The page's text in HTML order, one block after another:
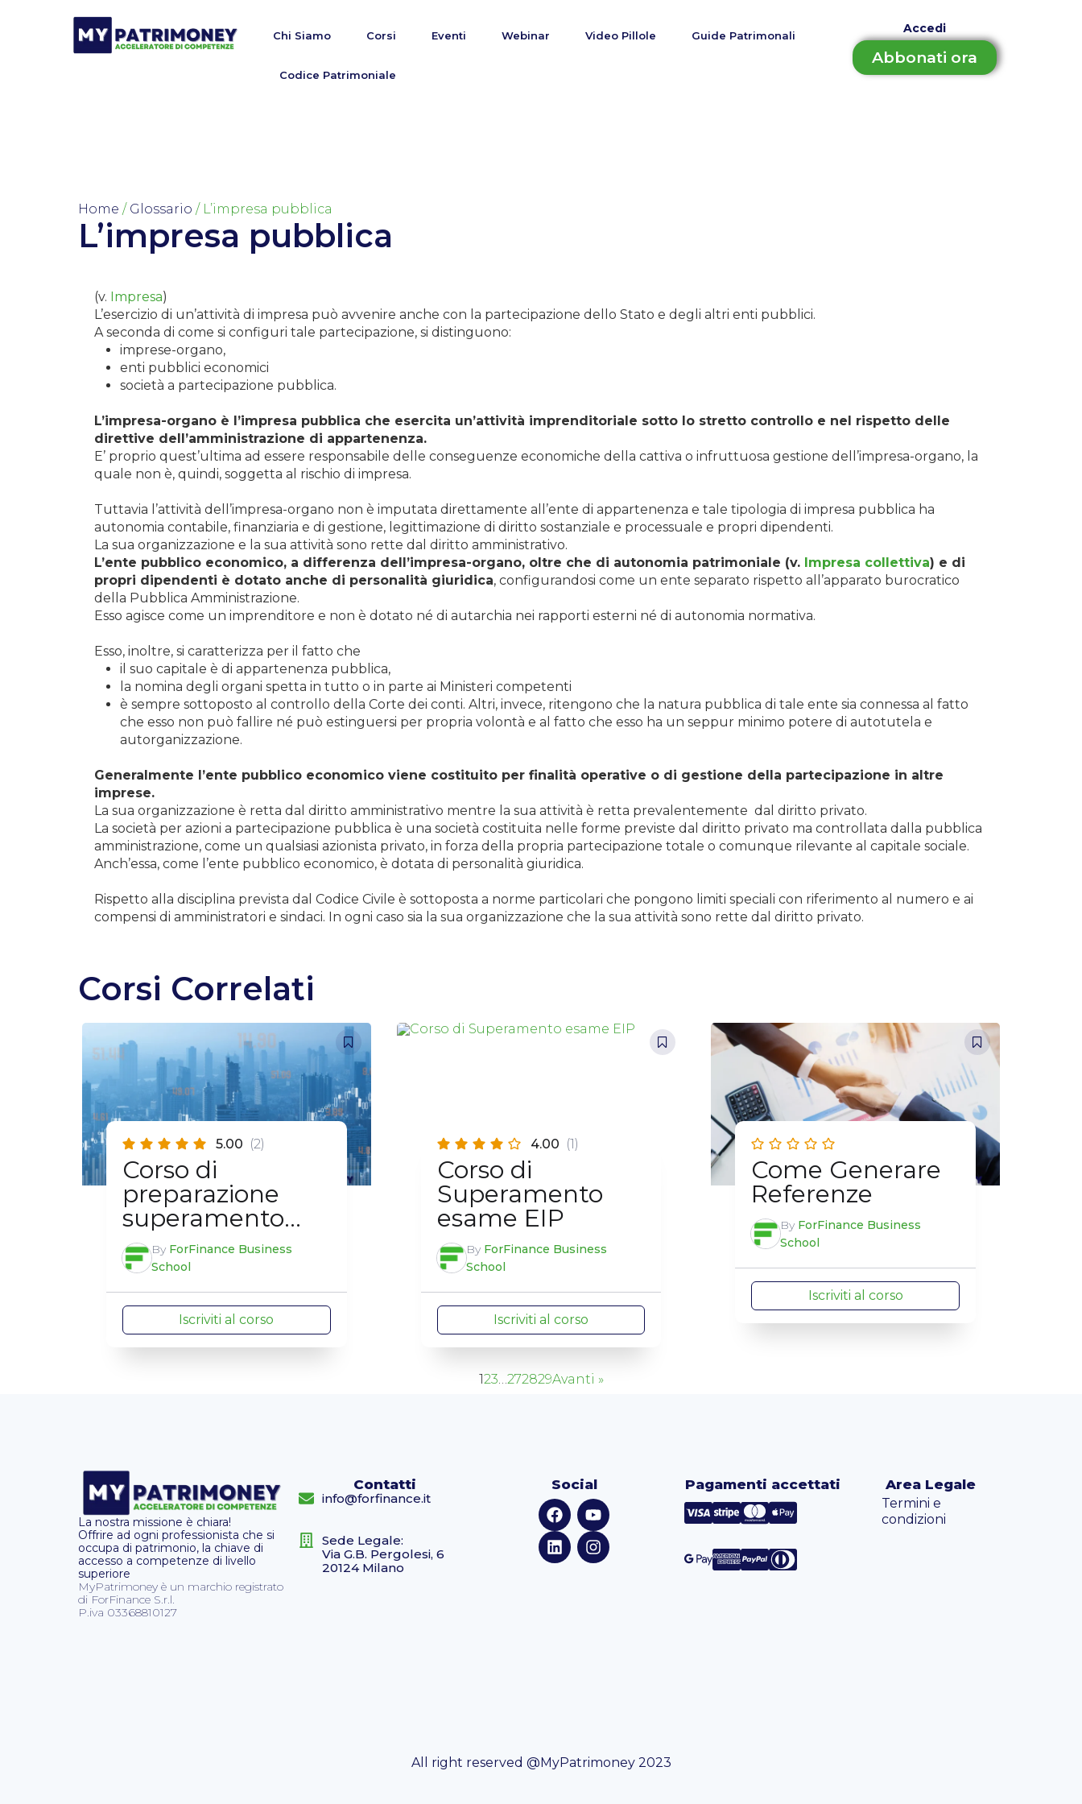
Chi Siamo Corsi Eventi Webinar Video Pillole Guide Patrimonali
Codice Patrimoniale
Accedi
Abbonati ora
Home / Glossario / L’impresa pubblica
L’impresa pubblica
(v. Impresa)
L’esercizio di un’attività di impresa può avvenire anche con la partecipazione dello Stato e degli altri enti pubblici.
A seconda di come si configuri tale partecipazione, si distinguono:
imprese-organo,
enti pubblici economici
società a partecipazione pubblica.
L’impresa-organo è l’impresa pubblica che esercita un’attività imprenditoriale sotto lo stretto controllo e nel rispetto delle
direttive dell’amministrazione di appartenenza.
E’ proprio quest’ultima ad essere responsabile delle conseguenze economiche della cattiva o infruttuosa gestione dell’impresa-organo, la
quale non è, quindi, soggetta al rischio di impresa.
Tuttavia l’attività dell’impresa-organo non è imputata direttamente all’ente di appartenenza e tale tipologia di impresa pubblica ha
autonomia contabile, finanziaria e di gestione, legittimazione di diritto sostanziale e processuale e propri dipendenti.
La sua organizzazione e la sua attività sono rette dal diritto amministrativo.
L’ente pubblico economico, a differenza dell’impresa-organo, oltre che di autonomia patrimoniale (v. Impresa collettiva) e di
propri dipendenti è dotato anche di personalità giuridica, configurandosi come un ente separato rispetto all’apparato burocratico
della Pubblica Amministrazione.
Esso agisce come un imprenditore e non è dotato né di autarchia nei rapporti esterni né di autonomia normativa.
Esso, inoltre, si caratterizza per il fatto che
il suo capitale è di appartenenza pubblica,
la nomina degli organi spetta in tutto o in parte ai Ministeri competenti
è sempre sottoposto al controllo della Corte dei conti. Altri, invece, ritengono che la natura pubblica di tale ente sia connessa al fatto
che esso non può fallire né può estinguersi per propria volontà e al fatto che esso ha un seppur minimo potere di autotutela e
autorganizzazione.
Generalmente l’ente pubblico economico viene costituito per finalità operative o di gestione della partecipazione in altre
imprese.
La sua organizzazione è retta dal diritto amministrativo mentre la sua attività è retta prevalentemente dal diritto privato.
La società per azioni a partecipazione pubblica è una società costituita nelle forme previste dal diritto privato ma controllata dalla pubblica
amministrazione, come un qualsiasi azionista privato, in forza della propria partecipazione totale o comunque rilevante al capitale sociale.
Anch’essa, come l’ente pubblico economico, è dotata di personalità giuridica.
Rispetto alla disciplina prevista dal Codice Civile è sottoposta a norme particolari che pongono limiti speciali con riferimento al numero e ai
compensi di amministratori e sindaci. In ogni caso sia la sua organizzazione che la sua attività sono rette dal diritto privato.
Corsi Correlati
5.00 (2)
Corso di
preparazione
superamento
esame EFA
By ForFinance Business
School
Iscriviti al corso
4.00 (1)
Corso di
Superamento
esame EIP
By ForFinance Business
School
Iscriviti al corso
Come Generare
Referenze
By ForFinance Business
School
Iscriviti al corso
123…272829Avanti »
La nostra missione è chiara!
Offrire ad ogni professionista che si
occupa di patrimonio, la chiave di
accesso a competenze di livello
superiore
MyPatrimoney è un marchio registrato
di ForFinance S.r.l.
P.iva 03368810127
Contatti
info@forfinance.it
Sede Legale:
Via G.B. Pergolesi, 6
20124 Milano
Social Pagamenti accettati Area Legale
Termini e
condizioni
All right reserved @MyPatrimoney 2023